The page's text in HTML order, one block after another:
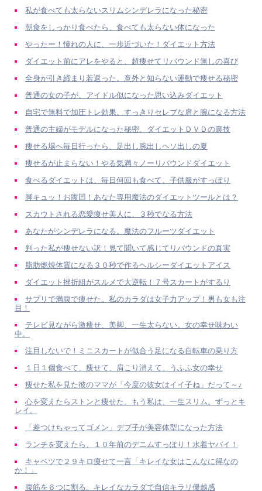
私が食べても太らないスリムシンデレラになった秘密
朝食をしっかり食べたら、食べても太らない体になった
やったー！憧れの人に、一歩近づいた！ダイエット方法
ダイエット前にアレをやると、超痩せてリバウンド無しの喜び
全身が引き締まり若返った。意外と知らない運動で痩せる秘密
普通の女の子が、アイドル似になった思い込みダイエット
自宅で無料で加圧トレ効果。すっきりセレブな肩と腕になる方法
普通の主婦がモデルになった秘密、ダイエットＤＶＤの裏技
痩せる場へ毎日行ったら、足出し腕出しヘソ出しの夏
痩せるが止まらない！やる気満々ノーリバウンドダイエット
食べるダイエットは、毎日何回も食べて、子供服がすっぽり
脚キュッ！お腹凹！あなた専用魔法のダイエットツールとは？
スカウトされる恋愛痩せ美人に、３秒でなる方法
あなたがシンデレラになる。魔法のフルーツダイエット
判った私が痩せない訳！見て聞いて感じてリバウンドの真実
脂肪燃焼体質になる３０秒で作るヘルシーダイエットアイス
ダイエット挫折組がスルメで大逆転！７号スカートがするり
サプリで満腹で痩せた。私のカラダは女子力アップ！男も女も注
目！
テレビ見ながら激痩せ、美脚、一生太らない。女の幸せ味わい
中。
注目しないで！ミニスカートが似合う足になる自転車の乗り方
１日１個食べて、痩せて、肩こり消えて、うふふ女の幸せ
痩せた私を見た彼のママが「今度の彼女はイイ子ね」だって～♪
心を変えたらストンと痩せた。もう私は、一生スリム。ずっとキ
レイ。
「差つけちゃってゴメン」デブ子が美容体型になった方法
ランチを変えたら、１０年前のデニムすっぽり！水着ヤバイ！
キャベツで２９キロ痩せて一言「キレイな女はこんなに得なの
か！」
腹筋を６つに割る。キレイなカラダで自信キラリ優越感